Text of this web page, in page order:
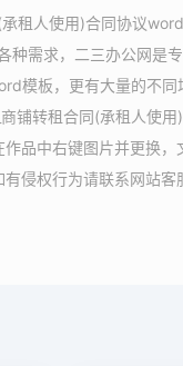
租人使用)合同协议
种需求，二三办公网是
模板，更有大量的不同
铺转租合同(承租人使
品中右键图片并更换
侵权行为请联系网站客